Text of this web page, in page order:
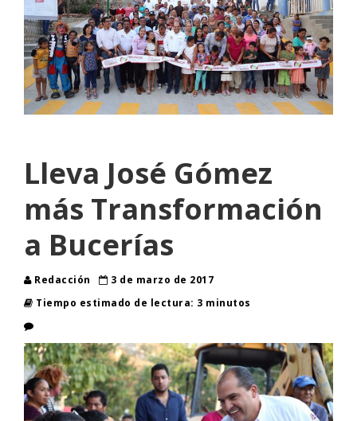
Lleva José Gómez
más Transformación
a Bucerías
Redacción
3 de marzo de 2017
Tiempo estimado de lectura: 3 minutos